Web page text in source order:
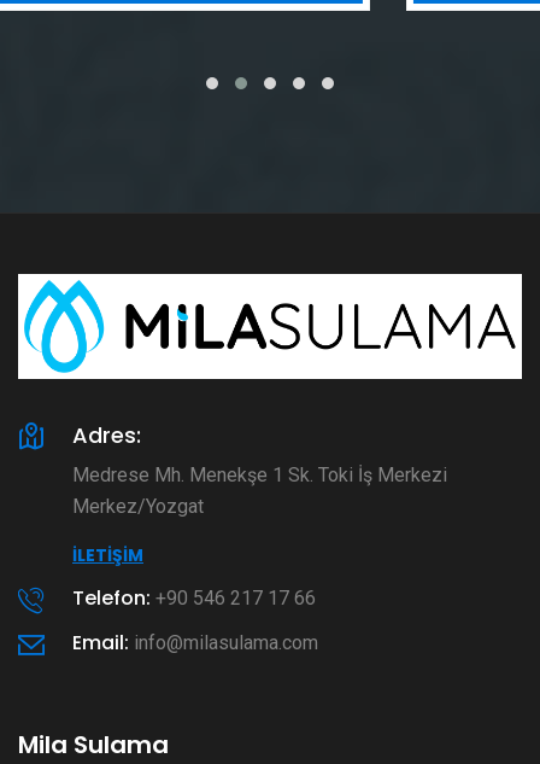
Adres:
Medrese Mh. Menekşe 1 Sk. Toki İş Merkezi
Merkez/Yozgat
İLETIŞIM
Telefon: +90 546 217 17 66
Email: info@milasulama.com
Mila Sulama